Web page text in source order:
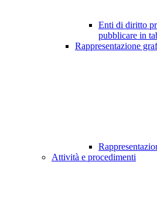
Enti di diritto
pubblicare in
Rappresentazione
Attività e procedimenti